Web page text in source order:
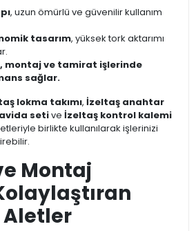
, uzun ömürlü ve güvenilir kullanım
tasarım, yüksek tork aktarımı
montaj ve tamirat işlerinde
sağlar.
lokma takımı, İzeltaş anahtar
setive İzeltaş kontrol kalemi
birlikte kullanılarak işlerinizi
Montaj
Aletler